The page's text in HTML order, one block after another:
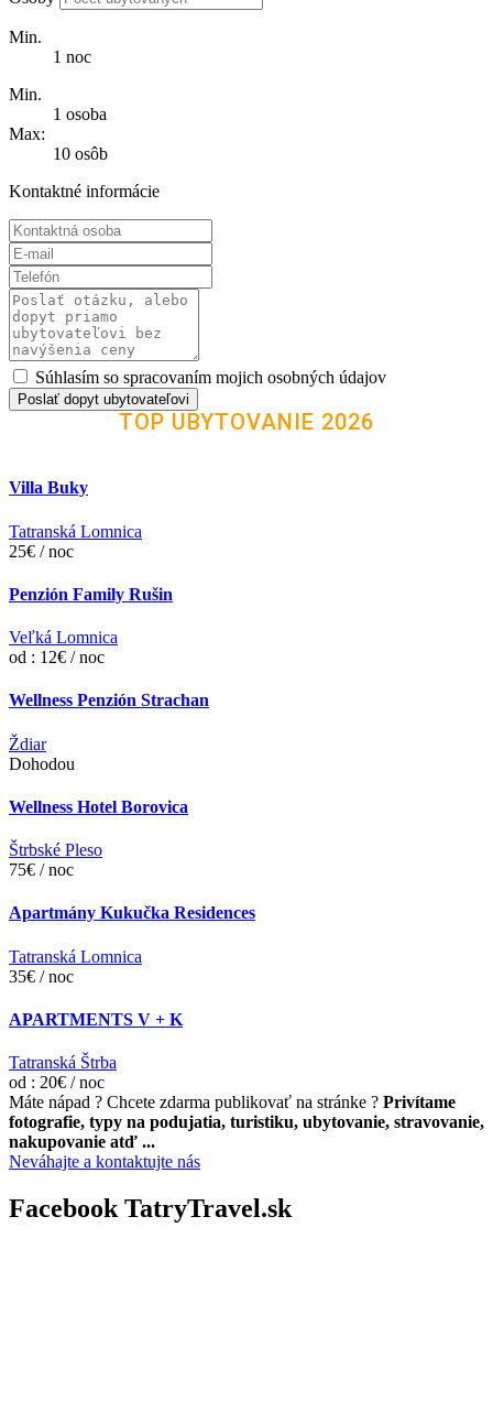
Min.
1 noc
Min.
1 osoba
Max:
10 osôb
Kontaktné informácie
Súhlasím so spracovaním mojich osobných údajov
Poslať dopyt ubytovateľovi
TOP UBYTOVANIE 2026
Villa Buky
Tatranská Lomnica
25€ / noc
Penzión Family Rušin
Veľká Lomnica
od : 12€ / noc
Wellness Penzión Strachan
Ždiar
Dohodou
Wellness Hotel Borovica
Štrbské Pleso
75€ / noc
Apartmány Kukučka Residences
Tatranská Lomnica
35€ / noc
APARTMENTS V + K
Tatranská Štrba
od : 20€ / noc
Máte nápad ? Chcete zdarma publikovať na stránke ? Privítame
fotografie, typy na podujatia, turistiku, ubytovanie, stravovanie,
nakupovanie atď ...
Neváhajte a kontaktujte nás
Facebook TatryTravel.sk